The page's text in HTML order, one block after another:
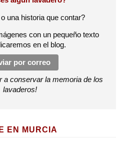
una historia que contar?
con un pequeño texto
en el blog.
por correo
a conservar la memoria de los
lavaderos!
EN MURCIA